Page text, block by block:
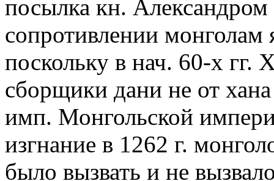
посылка кн.
сопротивлении монголам
поскольку в нач. 60-х гг.
сборщики дани не от
имп. Монгольской
изгнание в 1262 г.
было вызвать и не